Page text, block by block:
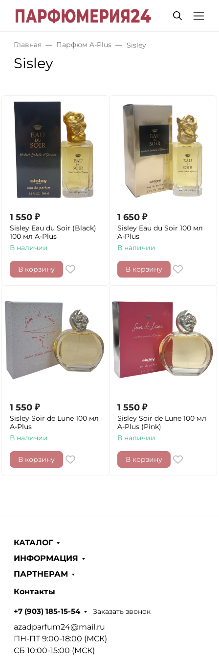
Главная Парфюм A-Plus Sisley
Sisley
1 550 ₽
Sisley Eau du Soir (Black)
100 мл A-Plus
В наличии
В корзину
1 650 ₽
Sisley Eau du Soir 100 мл
A-Plus
В наличии
В корзину
1 550 ₽
Sisley Soir de Lune 100 мл
A-Plus
В наличии
В корзину
1 550 ₽
Sisley Soir de Lune 100 мл
A-Plus (Pink)
В наличии
В корзину
КАТАЛОГ
ИНФОРМАЦИЯ
ПАРТНЕРАМ
Контакты
+7 (903) 185-15-54 Заказать звонок
azadparfum24@mail.ru
ПН-ПТ 9:00-18:00 (МСК)
СБ 10:00-15:00 (МСК)